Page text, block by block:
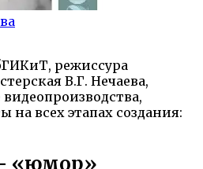
режиссура
В.Г. Нечаева,
на всех этапах создания:
«юмор»